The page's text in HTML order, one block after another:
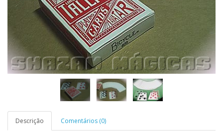
Descrição Comentários (0)